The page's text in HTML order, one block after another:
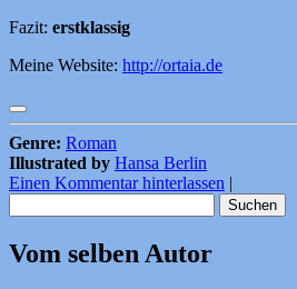
Fazit: erstklassig
Meine Website: http://ortaia.de
Genre: Roman
Illustrated by Hansa Berlin
Einen Kommentar hinterlassen |
nach:
Vom selben Autor